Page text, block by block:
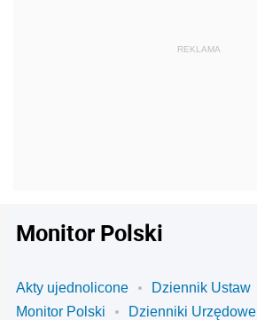
Monitor Polski
Akty ujednolicone
Dziennik Ustaw
Monitor Polski
Dzienniki Urzędowe